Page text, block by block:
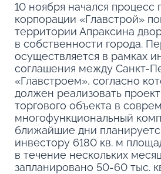
10 ноября начался процесс
корпорации «Главстрой»
территории Апраксина
в собственности города.
осуществляется в рамках
соглашения между Санкт-
«Главстроем», согласно
должен реализовать
торгового объекта в
многофункциональный
ближайшие дни
инвестору 6180 кв. м
в течение нескольких
запланировано 50-60 тыс.